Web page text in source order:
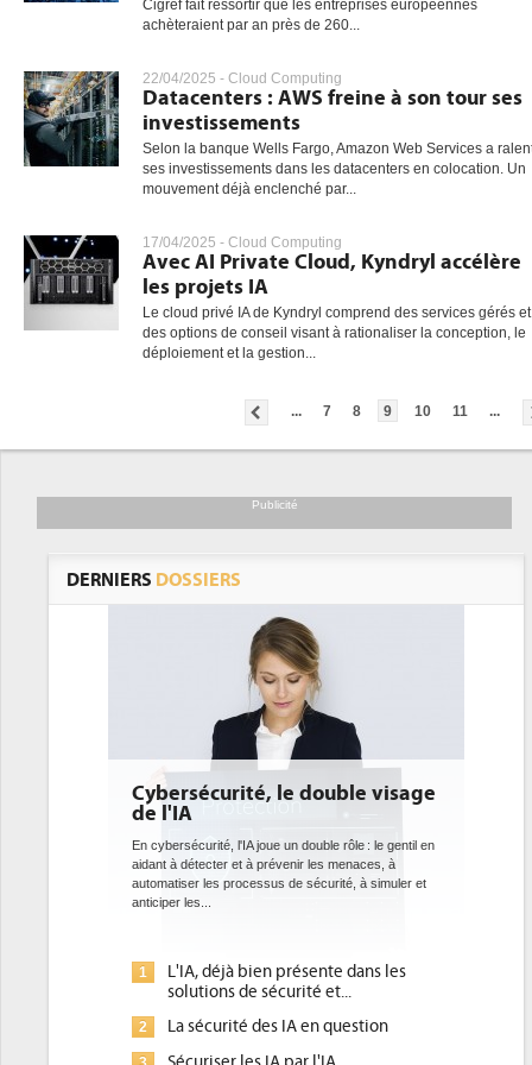
Cigref fait ressortir que les entreprises européennes
achèteraient par an près de 260...
22/04/2025 - Cloud Computing
Datacenters : AWS freine à son tour ses
investissements
Selon la banque Wells Fargo, Amazon Web Services a
ses investissements dans les datacenters en colocation. Un
mouvement déjà enclenché par...
17/04/2025 - Cloud Computing
Avec AI Private Cloud, Kyndryl accélère
les projets IA
Le cloud privé IA de Kyndryl comprend des services gérés et
des options de conseil visant à rationaliser la conception, le
déploiement et la gestion...
... 7 8 9 10 11 ...
Publicité
DERNIERS DOSSIERS
le double visage
l'IA joue un double rôle : le gentil en
et à prévenir les menaces, à
processus de sécurité, à simuler et
bien présente dans les
des IA en question
DEE: l'efficacité
bientôt une obligation
datacenters
Des datacenters plus durables et plus
ce que recherchent les pouvoirs publics
1
Qu'est-ce que la DEE
d'efficacité énergétique) ?
2
DEE, une pression